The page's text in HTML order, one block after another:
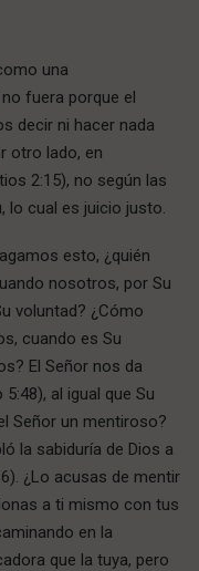
una
fuera porque el
decir ni hacer nada
otro lado, en
2:15), no según las
lo cual es juicio justo.
esto, ¿quién
nosotros, por Su
voluntad? ¿Cómo
cuando es Su
El Señor nos da
al igual que Su
Señor un mentiroso?
la sabiduría de Dios a
¿Lo acusas de mentir
a ti mismo con tus
en la
que la tuya, pero